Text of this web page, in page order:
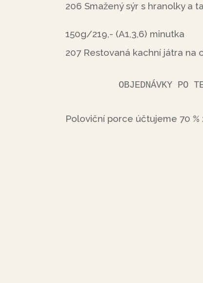
206 Smažený sýr s hranolky a
150g/219,- (A1,3,6) minutka
207 Restovaná kachní játra na
Poloviční porce účtujeme 70